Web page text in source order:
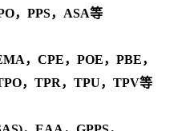
，PPS，ASA等
，CPE，POE，PBE，
，TPR，TPU，TPV等